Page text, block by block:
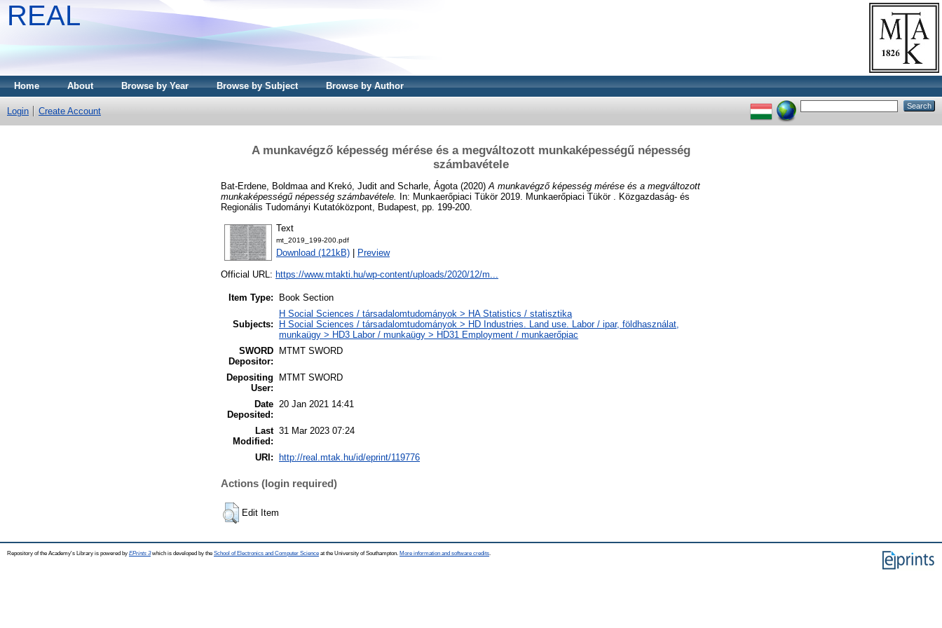
REAL
Home About Browse by Year Browse by Subject Browse by Author
Login Create Account
A munkavégző képesség mérése és a megváltozott munkaképességű népesség
számbavétele
Bat-Erdene, Boldmaa and Krekó, Judit and Scharle, Ágota (2020) A munkavégző képesség mérése és a megváltozott
munkaképességű népesség számbavétele. In: Munkaerőpiaci Tükör 2019. Munkaerőpiaci Tükör . Közgazdaság- és
Regionális Tudományi Kutatóközpont, Budapest, pp. 199-200.
Text
mt_2019_199-200.pdf
Download (121kB) Preview
Official URL: https://www.mtakti.hu/wp-content/uploads/2020/12/m...
Item Type: Book Section
Subjects:
H Social Sciences / társadalomtudományok > HA Statistics / statisztika
H Social Sciences / társadalomtudományok > HD Industries. Land use. Labor / ipar, földhasználat,
munkaügy > HD3 Labor / munkaügy > HD31 Employment / munkaerőpiac
SWORD
Depositor:
MTMT SWORD
Depositing
User:
MTMT SWORD
Date
Deposited:
20 Jan 2021 14:41
Last
Modified:
31 Mar 2023 07:24
URI: http://real.mtak.hu/id/eprint/119776
Actions (login required)
Edit Item
Repository of the Academy's Library is powered by EPrints 3which is developed by the School of Electronics and Computer Science at the University of Southampton. More information and software credits